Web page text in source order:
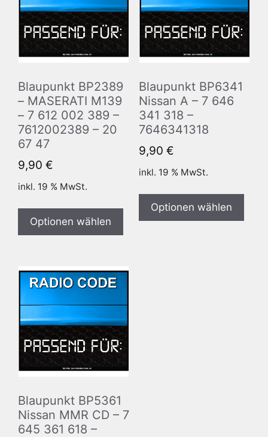
Blaupunkt BP2389
– MASERATI M139
– 7 612 002 389 –
7612002389 – 20
67 47
9,90 €
inkl. 19 % MwSt.
Optionen wählen
Blaupunkt BP6341
Nissan A – 7 646
341 318 –
7646341318
9,90 €
inkl. 19 % MwSt.
Optionen wählen
Blaupunkt BP5361
Nissan MMR CD – 7
645 361 618 –